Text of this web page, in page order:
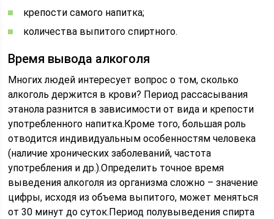
крепости самого напитка;
количества выпитого спиртного.
Время вывода алкоголя
Многих людей интересует вопрос о том, сколько
алкоголь держится в крови? Период рассасывания
этанола разнится в зависимости от вида и крепости
употребленного напитка.Кроме того, большая роль
отводится индивидуальным особенностям человека
(наличие хронических заболеваний, частота
употребления и др.).Определить точное время
выведения алкоголя из организма сложно – значение
цифры, исходя из объема выпитого, может меняться
от 30 минут до суток.Период полувыведения спирта